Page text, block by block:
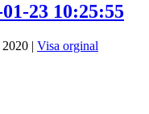
23 10:25:55
2020 | Visa orginal